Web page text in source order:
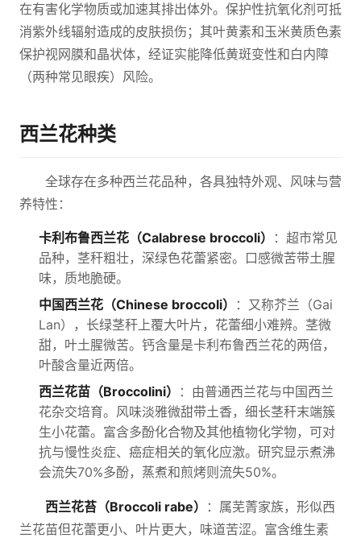
在有害化学物质或加速其排出体外。保护性抗氧化剂可抵
消紫外线辐射造成的皮肤损伤；其叶黄素和玉米黄质色素
保护视网膜和晶状体，经证实能降低黄斑变性和白内障
（两种常见眼疾）风险。
西兰花种类
全球存在多种西兰花品种，各具独特外观、风味与营
养特性：
卡利布鲁西兰花（Calabrese broccoli）
：超市常见
品种，茎秆粗壮，深绿色花蕾紧密。口感微苦带土腥
味，质地脆硬。
中国西兰花（Chinese broccoli）
：又称芥兰（Gai
Lan），长绿茎秆上覆大叶片，花蕾细小难辨。茎微
甜，叶土腥微苦。钙含量是卡利布鲁西兰花的两倍，
叶酸含量近两倍。
西兰花苗（Broccolini）
：由普通西兰花与中国西兰
花杂交培育。风味淡雅微甜带土香，细长茎秆末端簇
生小花蕾。富含多酚化合物及其他植物化学物，可对
抗与慢性炎症、癌症相关的氧化应激。研究显示煮沸
会流失70%多酚，蒸煮和煎烤则流失50%。
西兰花苔（Broccoli rabe）
：属芜菁家族，形似西
兰花苗但花蕾更小、叶片更大，味道苦涩。富含维生素